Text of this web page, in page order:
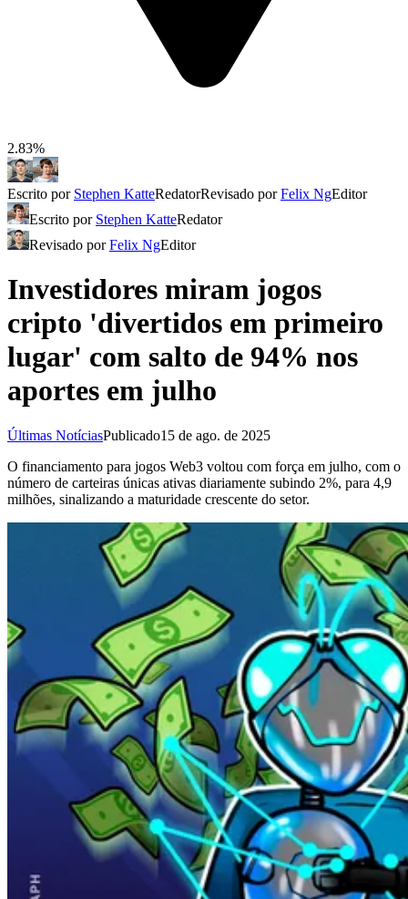
2.83%
Escrito por Stephen KatteRedatorRevisado porFelix NgEditor
Escrito por Stephen KatteRedator
Revisado porFelix NgEditor
Investidores miram jogos
cripto 'divertidos em primeiro
lugar' com salto de 94% nos
aportes em julho
Últimas NotíciasPublicado15 de ago. de 2025
O financiamento para jogos Web3 voltou com força em julho, com o
número de carteiras únicas ativas diariamente subindo 2%, para 4,9
milhões, sinalizando a maturidade crescente do setor.